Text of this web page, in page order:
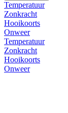
Temperatuur
Zonkracht
Hooikoorts
Onweer
Temperatuur
Zonkracht
Hooikoorts
Onweer